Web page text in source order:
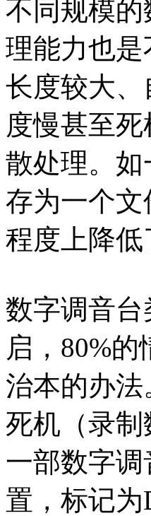
不同规模
理能力也
长度较大
度慢甚至
散处理。
存为一个
程度上降
数字调音
启，80%
治本的办
死机（录
一部数字
置，标记为